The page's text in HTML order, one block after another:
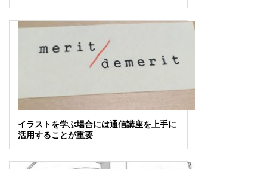
イラストを学ぶ場合には通信講座を上手に
活用することが重要